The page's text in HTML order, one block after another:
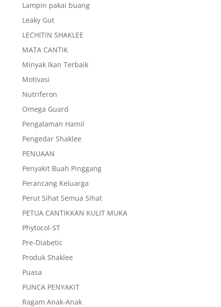
Lampin pakai buang
Leaky Gut
LECHITIN SHAKLEE
MATA CANTIK
Minyak Ikan Terbaik
Motivasi
Nutriferon
Omega Guard
Pengalaman Hamil
Pengedar Shaklee
PENUAAN
Penyakit Buah Pinggang
Perancang Keluarga
Perut Sihat Semua Sihat
PETUA CANTIKKAN KULIT MUKA
Phytocol-ST
Pre-Diabetic
Produk Shaklee
Puasa
PUNCA PENYAKIT
Ragam Anak-Anak